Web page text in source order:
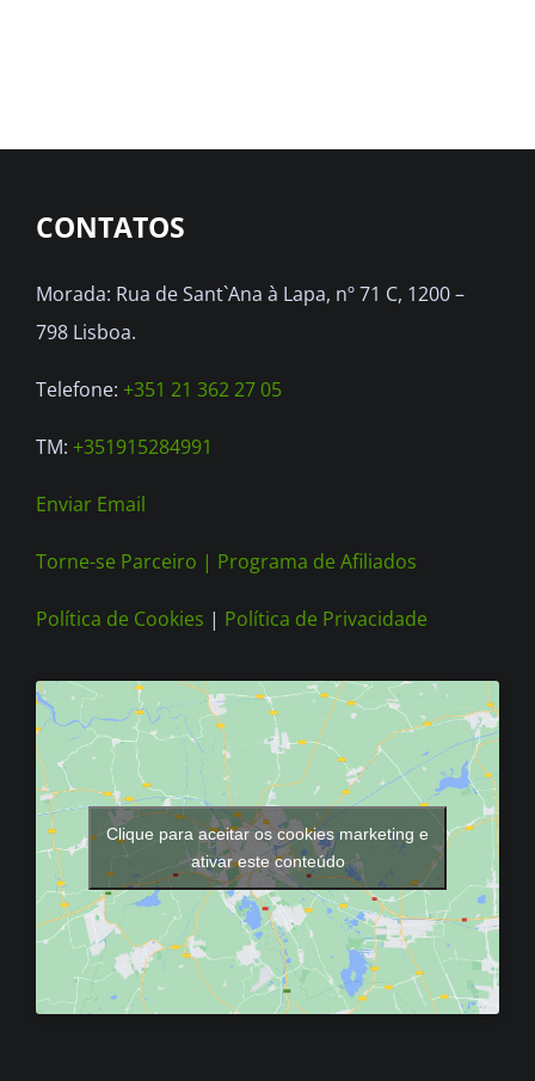
The
may
chosen
on
the
page
CONTATOS
Morada: Rua de Sant`Ana à Lapa, nº 71 C, 1200 –
798 Lisboa.
Telefone: +351 21 362 27 05
TM: +351915284991
Enviar Email
Torne-se Parceiro | Programa de Afiliados
Política de Cookies | Política de Privacidade
Clique para aceitar os cookies marketing e
ativar este conteúdo